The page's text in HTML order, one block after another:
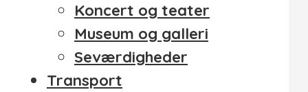
Koncert og teater
Museum og galleri
Seværdigheder
Transport